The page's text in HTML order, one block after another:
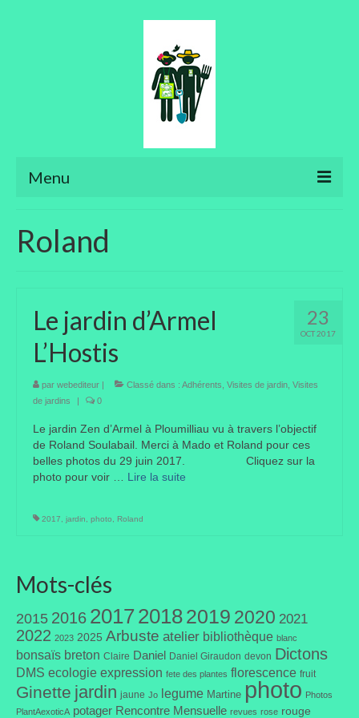
Menu
Aménager son jardin
Bonsaïs
Potager
Taille des arbres et arbustes
Autres
Bibliothèque
Nouveautés
Listes
Evénements
Amis jardiniers du Devon
Fête des plantes
Florescence
Roland
23
OCT 2017
Le jardin d’Armel
L’Hostis
par webediteur | Classé dans : Adhérents Visites de jardin Visites
de jardins
| 0
Le jardin Zen d’Armel à Ploumilliau vu à travers l’objectif
de Roland Soulabail. Merci à Mado et Roland pour ces
belles photos du 29 juin 2017. Cliquez sur la
photo pour voir … Lire la suite­­
2017 jardin photo Roland
Mots-clés
2015 2016 201720182019 2020 2021
2022 2023 2025 Arbuste atelier bibliothèque blanc
bonsaïs breton Claire Daniel Daniel Giraudon devon Dictons
DMS ecologie expression fete des plantes florescence fruit
Ginette jardin jaune Jo legume Martine photo Photos
PlantAexoticA potager Rencontre Mensuelle revues rose rouge